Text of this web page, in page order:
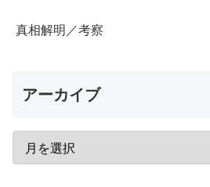
真相解明／考察
アーカイブ